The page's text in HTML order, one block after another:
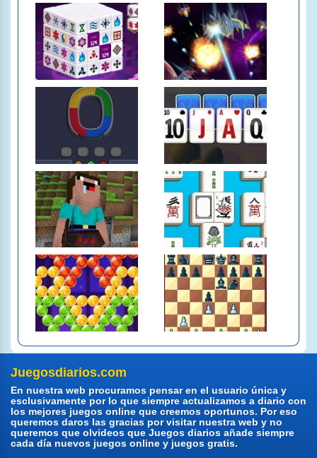
Juegosdiarios.com
En nuestra web procuramos pensar en el usuario única y
esclusivamente por lo que siempre actualizamos a diario con
los mejores juegos online que creemos oportunos. Por eso
queremos daros las gracias por visitar nuestra web y no
queremos que olvideos que Juegos diarios añade siempre
cada día nuevos juegos online y juegos gratis.